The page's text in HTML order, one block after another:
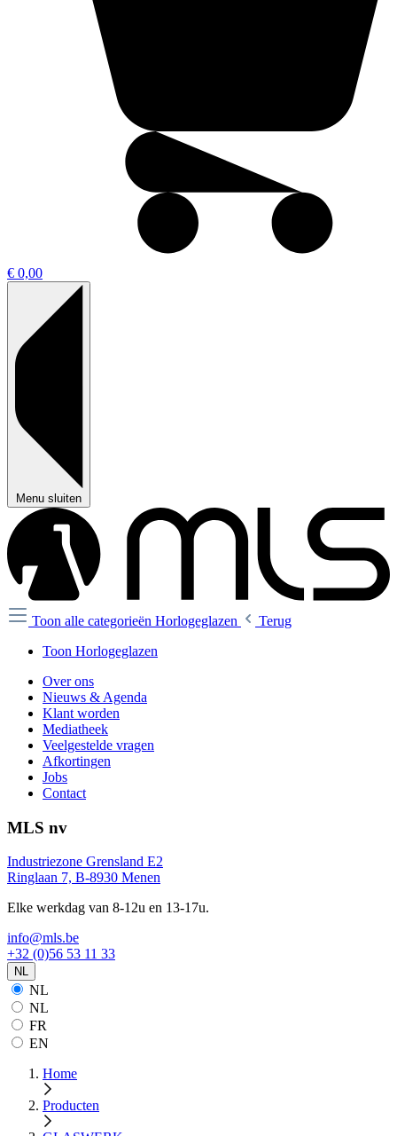
€ 0,00
Menu sluiten
Toon alle categorieën Horlogeglazen
Terug
Toon Horlogeglazen
Over ons
Nieuws & Agenda
Klant worden
Mediatheek
Veelgestelde vragen
Afkortingen
Jobs
Contact
MLS nv
Industriezone Grensland E2
Ringlaan 7, B-8930 Menen
Elke werkdag van 8-12u en 13-17u.
info@mls.be
+32 (0)56 53 11 33
NL
NL
NL
FR
EN
Home
Producten